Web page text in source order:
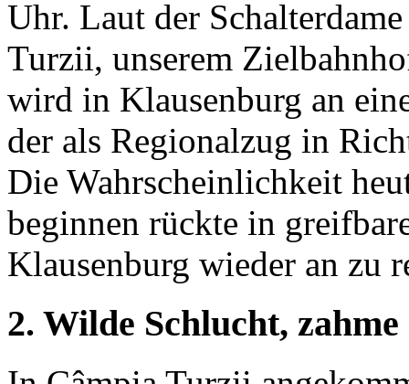
Uhr. Laut der
Turzii, unserem
wird in Klausenburg an
der als Regionalzug in
Die Wahrscheinlichkeit
beginnen rückte in
Klausenburg wieder an zu
2. Wilde Schlucht,